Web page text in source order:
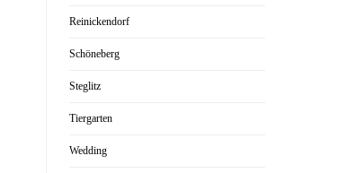
Reinickendorf
Schöneberg
Steglitz
Tiergarten
Wedding